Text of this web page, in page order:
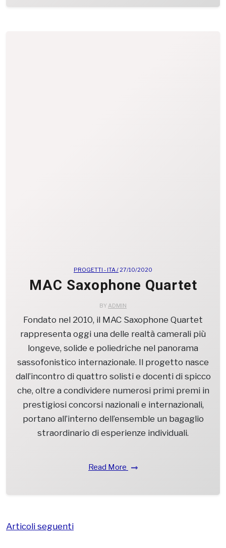
PROGETTI - ITA /27/10/2020
MAC Saxophone Quartet
BYADMIN
Fondato nel 2010, il MAC Saxophone Quartet
rappresenta oggi una delle realtà camerali più
longeve, solide e poliedriche nel panorama
sassofonistico internazionale. Il progetto nasce
dall’incontro di quattro solisti e docenti di spicco
che, oltre a condividere numerosi primi premi in
prestigiosi concorsi nazionali e internazionali,
portano all’interno dell’ensemble un bagaglio
straordinario di esperienze individuali.
Read More
Articoli seguenti